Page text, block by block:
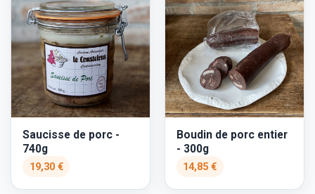
Saucisse de porc -
740g
19,30 €
Boudin de porc entier
- 300g
14,85 €